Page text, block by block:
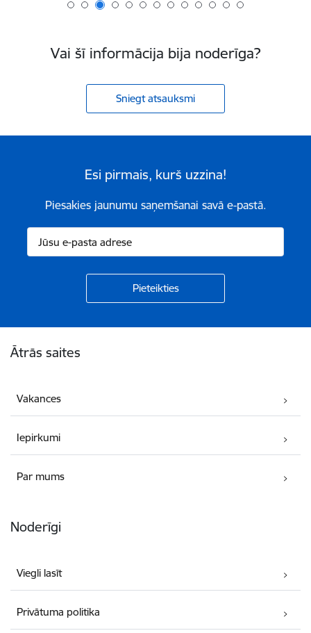
Vai šī informācija bija noderīga?
Sniegt atsauksmi
Esi pirmais, kurš uzzina!
Piesakies jaunumu saņemšanai savā e-pastā.
Ātrās saites
Vakances
Iepirkumi
Par mums
Noderīgi
Viegli lasīt
Privātuma politika